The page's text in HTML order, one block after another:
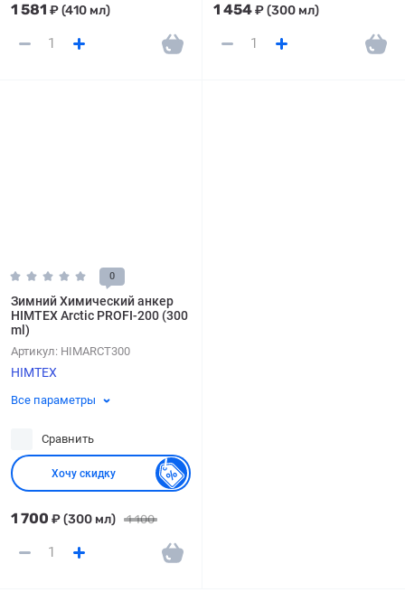
1 581 ₽(410 мл) 1 454₽(300 мл)
0
Зимний Химический анкер
HIMTEX Arctic PROFI-200 (300
ml)
Артикул: HIMARCT300
HIMTEX
Все параметры
Сравнить
Хочу скидку
1 700 ₽(300 мл) 1 100